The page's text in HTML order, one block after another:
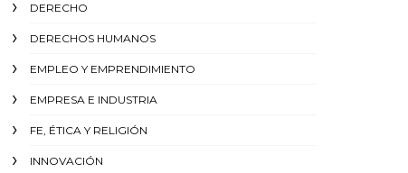
DERECHO
DERECHOS HUMANOS
EMPLEO Y EMPRENDIMIENTO
EMPRESA E INDUSTRIA
FE, ÉTICA Y RELIGIÓN
INNOVACIÓN